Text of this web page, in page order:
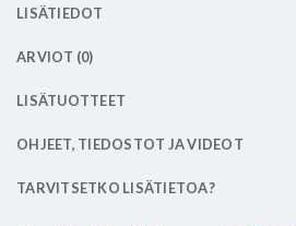
LISÄTIEDOT
ARVIOT (0)
LISÄTUOTTEET
OHJEET, TIEDOSTOT JA VIDEOT
TARVITSETKO LISÄTIETOA?